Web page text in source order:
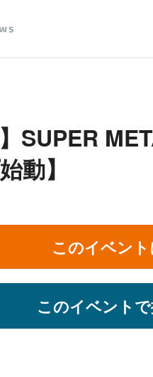
】SUPER
動】
このイベン
このイベント